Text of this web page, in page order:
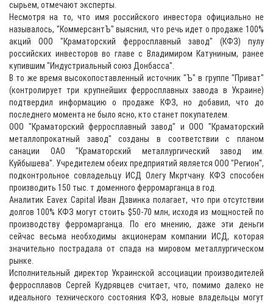
сырьем, отмечают эксперты.
Несмотря на то, что имя российского инвестора официально не
называлось, "КоммерсантЪ" выяснил, что речь идет о продаже 100%
акций ООО "Краматорский ферросплавный завод" (КФЗ) пулу
российских инвесторов во главе с Владимиром Катуниным, ранее
купившим "Индустриальный союз Донбасса".
В то же время высокопоставленный источник "Ъ" в группе "Приват"
(контролирует три крупнейших ферросплавных завода в Украине)
подтвердил информацию о продаже КФЗ, но добавил, что до
последнего момента не было ясно, кто станет покупателем.
ООО "Краматорский ферросплавный завод" и ООО "Краматорский
металлопрокатный завод" созданы в соответствии с планом
санации ОАО "Краматорский металлургический завод им.
Куйбышева". Учредителем обеих предприятий является ООО "Регион",
подконтрольное совладельцу ИСД Олегу Мкртчану. КФЗ способен
производить 150 тыс. т доменного ферромарганца в год.
Аналитик Eavex Capital Иван Дзвинка полагает, что при отсутствии
долгов 100% КФЗ могут стоить $50-70 млн, исходя из мощностей по
производству ферромарганца. По его мнению, даже эти деньги
сейчас весьма необходимы акционерам компании ИСД, которая
значительно пострадала от спада на мировом металлургическом
рынке.
Исполнительный директор Украинской ассоциации производителей
ферросплавов Сергей Кудрявцев считает, что, помимо далеко не
идеального технического состояния КФЗ, новые владельцы могут